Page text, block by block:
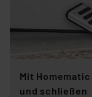
Mit
und schließen